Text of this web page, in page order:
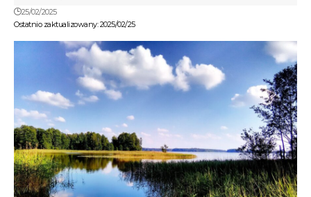
Ostatnio zaktualizowany: 2025/02/25
25/02/2025